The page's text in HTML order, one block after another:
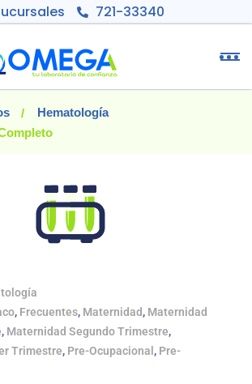
721-33340
Hematología
, Frecuentes, Maternidad , Maternidad
, Maternidad Segundo Trimestre,
Trimestre, Pre-Ocupacional , Pre-